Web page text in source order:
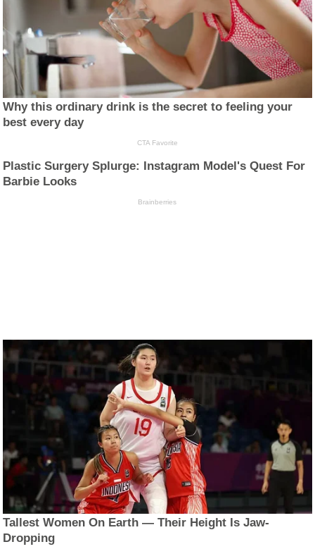
Why this ordinary drink is the secret to feeling your
best every day
CTA Favorite
Plastic Surgery Splurge: Instagram Model's Quest For
Barbie Looks
Brainberries
Tallest Women On Earth — Their Height Is Jaw-
Dropping